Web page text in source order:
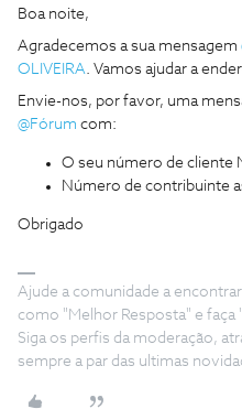
Boa noite,
Agradecemos a sua mensagem
OLIVEIRA. Vamos ajudar a
Envie-nos, por favor, uma
@Fórum com:
O seu número de cliente
Número de contribuinte
Obrigado
Ajude a comunidade a
como "Melhor Resposta" e
Siga os perfis da moderação,
sempre a par das ultimas